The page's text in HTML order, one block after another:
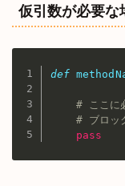
仮引数が必要な
def
# ここに
# ブロッ
pass